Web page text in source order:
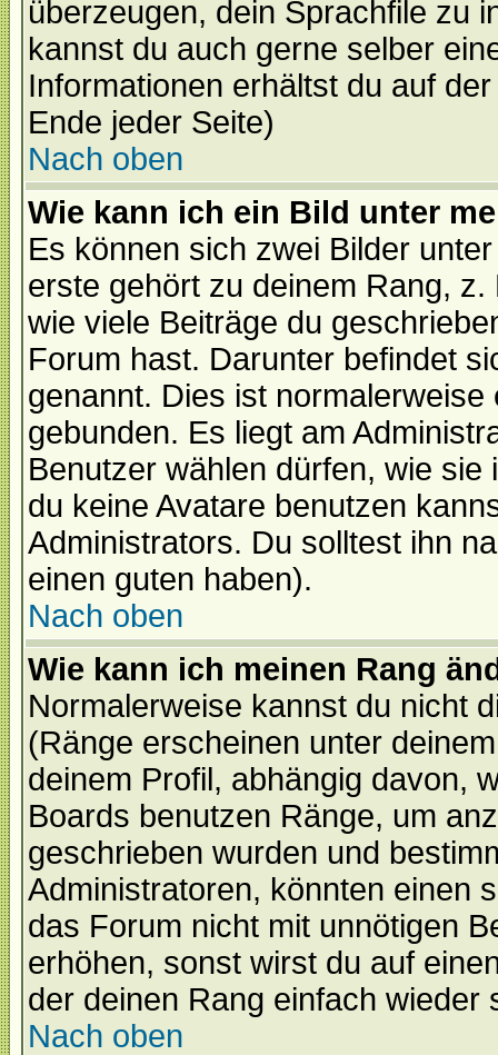
überzeugen, dein Sprachfile zu
kannst du auch gerne selber
Informationen erhältst du auf
Ende jeder Seite)
Nach oben
Wie kann ich ein Bild unter
Es können sich zwei Bilder
erste gehört zu deinem Rang,
wie viele Beiträge du
Forum hast. Darunter befindet
genannt. Dies ist
gebunden. Es liegt am
Benutzer wählen dürfen, wie
du keine Avatare benutzen
Administrators. Du solltest ihn
einen guten haben).
Nach oben
Wie kann ich meinen Rang
Normalerweise kannst du nicht
(Ränge erscheinen unter
deinem Profil, abhängig davon,
Boards benutzen Ränge, um
geschrieben wurden und
Administratoren, könnten einen
das Forum nicht mit unnötigen
erhöhen, sonst wirst du auf
der deinen Rang einfach wieder
Nach oben